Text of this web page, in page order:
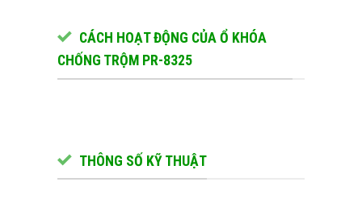
CÁCH HOẠT ĐỘNG CỦA Ổ KHÓA
CHỐNG TRỘM PR-8325
THÔNG SỐ KỸ THUẬT